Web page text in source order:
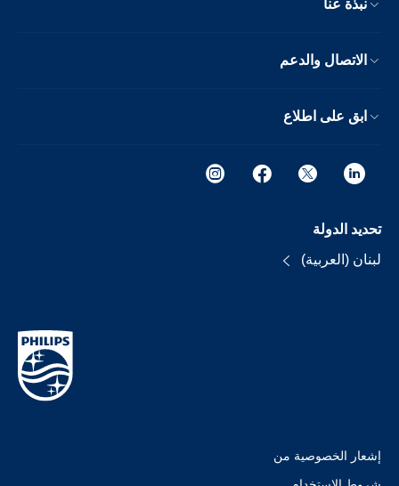
نبذة عنا
الاتصال والدعم
ابق على اطلاع
تحديد الدولة
لبنان (العربية)
إشعار الخصوصية من